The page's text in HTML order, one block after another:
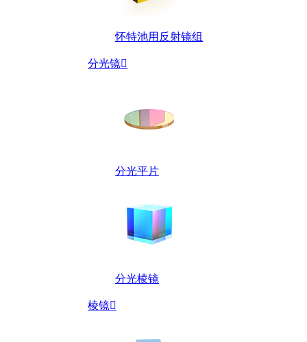
怀特池用反射镜组
分光镜
分光平片
分光棱镜
棱镜